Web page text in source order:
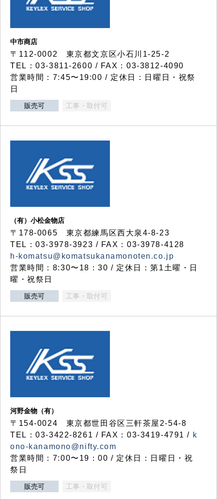
中市商店
〒112-0002 東京都文京区小石川1-25-2
TEL：03-3811-2600 / FAX：03-3812-4090
営業時間：7:45〜19:00 / 定休日：日曜日・祝祭
日
販売可 工事・取付可
（有）小松金物店
〒178-0065 東京都練馬区西大泉4-8-23
TEL：03-3978-3923 / FAX：03-3978-4128
h-komatsu@komatsukanamonoten.co.jp
営業時間：8:30〜18：30 / 定休日：第1土曜・日
曜・祝祭日
販売可 工事・取付可
河野金物（有）
〒154-0024 東京都世田谷区三軒茶屋2-54-8
TEL：03-3422-8261 / FAX：03-3419-4791 / k
ono-kanamono@nifty.com
営業時間：7:00〜19：00 / 定休日：日曜日・祝
祭日
販売可 工事・取付可